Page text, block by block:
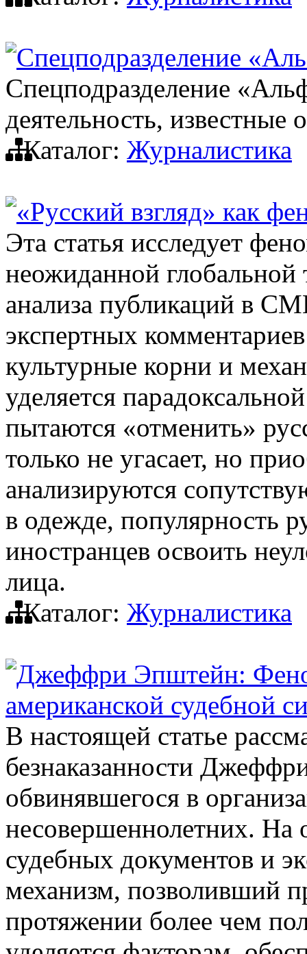
Спецподразделение
Спецподразделение
деятельность, известные
Каталог: Журналистика
«Русский взгляд» как
Эта статья исследует
неожиданной глобальной
анализа публикаций в
экспертных
культурные корни и
уделяется
пытаются «отменить»
только не угасает, но
анализируются
в одежде, популярность
иностранцев освоить
лица.
Каталог: Журналистика
Джеффри Эпштейн:
американской судебной
В настоящей статье
безнаказанности
обвинявшегося в
несовершеннолетних. На
судебных документов и
механизм, позволивший
протяжении более чем